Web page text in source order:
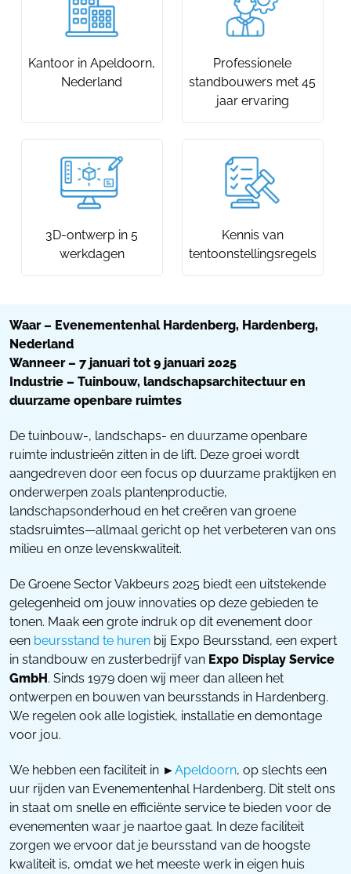
Kantoor in Apeldoorn,
Nederland
Professionele
standbouwers met 45
jaar ervaring
3D-ontwerp in 5
werkdagen
Kennis van
tentoonstellingsregels
Waar – Evenementenhal Hardenberg, Hardenberg,
Nederland
Wanneer – 7 januari tot 9 januari 2025
Industrie – Tuinbouw, landschapsarchitectuur en
duurzame openbare ruimtes
De tuinbouw-, landschaps- en duurzame openbare
ruimte industrieën zitten in de lift. Deze groei wordt
aangedreven door een focus op duurzame praktijken en
onderwerpen zoals plantenproductie,
landschapsonderhoud en het creëren van groene
stadsruimtes—allmaal gericht op het verbeteren van ons
milieu en onze levenskwaliteit.
De Groene Sector Vakbeurs 2025 biedt een uitstekende
gelegenheid om jouw innovaties op deze gebieden te
tonen. Maak een grote indruk op dit evenement door
een beursstand te huren bij Expo Beursstand, een expert
in standbouw en zusterbedrijf van Expo Display Service
GmbH. Sinds 1979 doen wij meer dan alleen het
ontwerpen en bouwen van beursstands in Hardenberg.
We regelen ook alle logistiek, installatie en demontage
voor jou.
We hebben een faciliteit in ►Apeldoorn, op slechts een
uur rijden van Evenementenhal Hardenberg. Dit stelt ons
in staat om snelle en efficiënte service te bieden voor de
evenementen waar je naartoe gaat. In deze faciliteit
zorgen we ervoor dat je beursstand van de hoogste
kwaliteit is, omdat we het meeste werk in eigen huis